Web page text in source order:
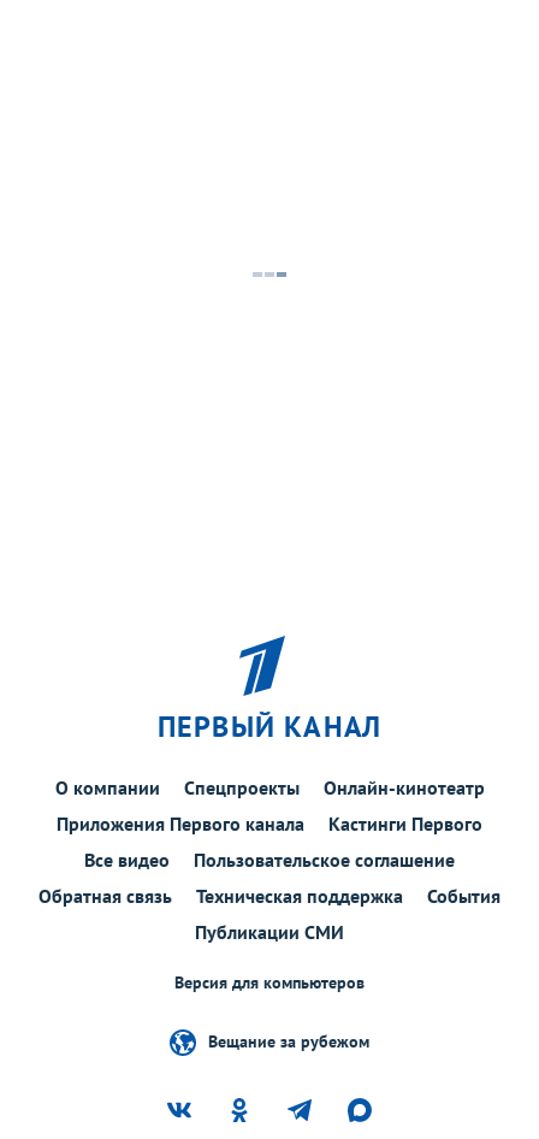
ПЕРВЫЙ КАНАЛ
О компании Спецпроекты
Онлайн-кинотеатр
Приложения Первого канала
Кастинги Первого
Все видео
Пользовательское соглашение
Обратная связь
Техническая поддержка
События
Публикации СМИ
Версия для компьютеров
Вещание за рубежом